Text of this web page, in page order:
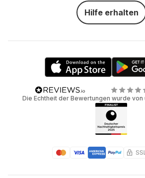
Hilfe erhalten
Die Echtheit der Bewertungen wurde